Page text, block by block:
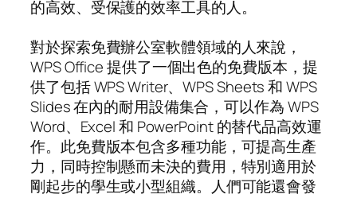
的高效、受保護的效率工具的人。
對於探索免費辦公室軟體領域的人來說，
WPS Office 提供了一個出色的免費版本，提
供了包括 WPS Writer、WPS Sheets 和 WPS
Slides 在內的耐用設備集合，可以作為 WPS
Word、Excel 和 PowerPoint 的替代品高效運
作。此免費版本包含多種功能，可提高生產
力，同時控制懸而未決的費用，特別適用於
剛起步的學生或小型組織。人們可能還會發